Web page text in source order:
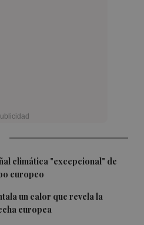
climática "excepcional" de
europeo
un calor que revela la
europea